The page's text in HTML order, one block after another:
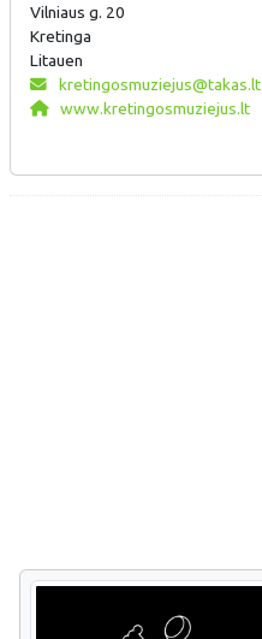
Vilniaus g. 20
Kretinga
Litauen
kretingosmuziejus@takas.lt
www.kretingosmuziejus.lt